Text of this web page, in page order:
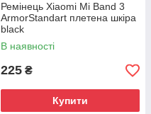
Ремінець Xiaomi Mi Band 3
ArmorStandart плетена шкіра
black
В наявності
225 ₴
Купити